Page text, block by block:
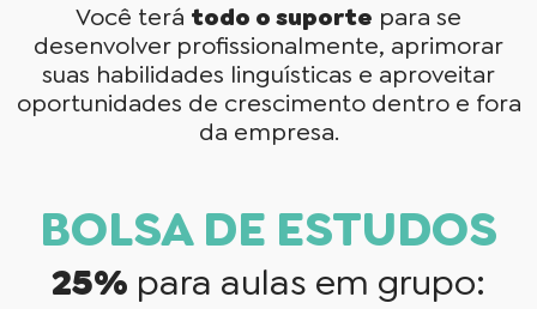
Você terá todo o suporte para se
desenvolver profissionalmente, aprimorar
suas habilidades linguísticas e aproveitar
oportunidades de crescimento dentro e fora
da empresa.
BOLSA DE ESTUDOS
25% para aulas em grupo: